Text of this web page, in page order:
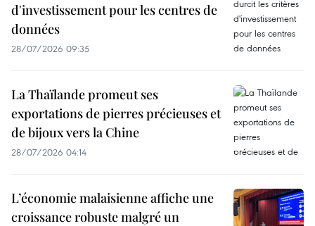
d'investissement pour les centres de
données
28/07/2026 09:35
La Thaïlande promeut ses
exportations de pierres précieuses et
de bijoux vers la Chine
28/07/2026 04:14
L’économie malaisienne affiche une
croissance robuste malgré un